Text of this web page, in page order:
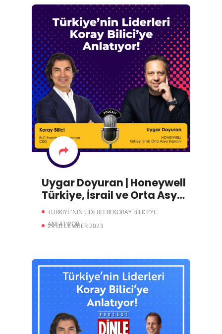
Uygar Doyuran | Honeywell
Türkiye, İsrail ve Orta Asya
Başkanı
TÜRKIYE'NIN LIDERLERI KORAY BILICI'YE
ANLATIYOR
29 DECEMBER 2023